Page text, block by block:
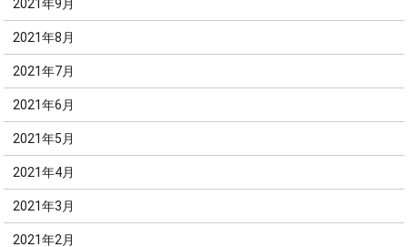
2021年9月
2021年8月
2021年7月
2021年6月
2021年5月
2021年4月
2021年3月
2021年2月